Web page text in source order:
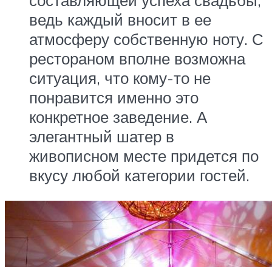
ведь каждый вносит в ее
атмосферу собственную ноту. С
рестораном вполне возможна
ситуация, что кому-то не
понравится именно это
конкретное заведение. А
элегантный шатер в
живописном месте придется по
вкусу любой категории гостей.